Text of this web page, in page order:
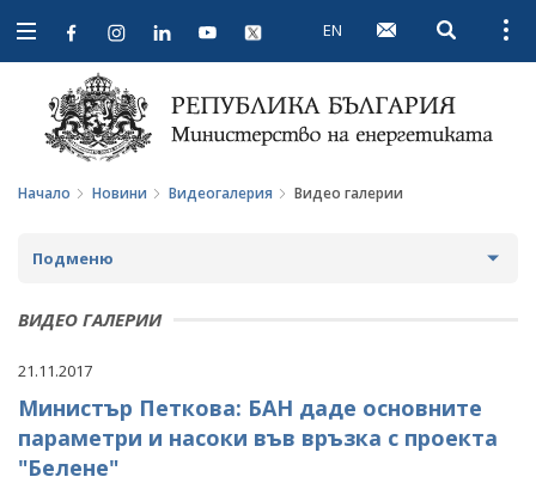
Open
navigation
EN Open
Начало Новини Видеогалерия Видео галерии
Подменю
НОВИНИ
ПРЕДСТОЯЩИ СЪБИТИЯ
ЗА ОБЩЕСТВЕНО ОБСЪЖДАНЕ
ПРОЕКТИ ЗА ОБЩЕСТВЕНО ОБСЪЖДАНЕ
ИНТЕРВЮТА
ВИДЕО ГАЛЕРИИ
21.11.2017
Министър Петкова: БАН даде основните
параметри и насоки във връзка с проекта
"Белене"